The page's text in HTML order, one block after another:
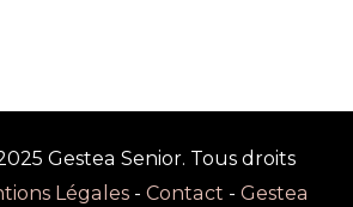
Gestea Senior. Tous droits
Légales- Contact - Gestea